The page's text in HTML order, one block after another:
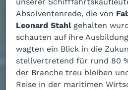
Absolventenrede, die von
Leonard Stahlgehalten
schauten auf ihre
wagten ein Blick in die
stellvertretend für rund 80
der Branche treu bleiben
Reise in der maritimen